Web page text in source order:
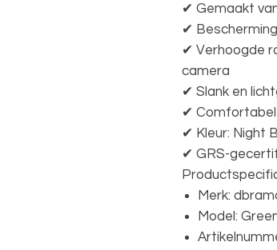
✔ Gemaakt
✔
✔ Verhoogde
camera
✔ Slank en
✔
✔ Kleur: Night
✔ GRS-
Merk:
Model: